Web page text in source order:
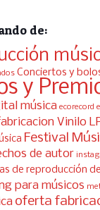
de:
Conciertos y
y
música ecorecord
Vinilo
Festival
de autor
de reproducción
para músicos
oferta